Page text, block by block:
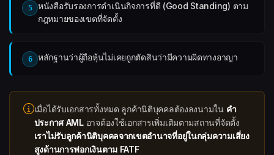
5
หนังสือรับรองการดำเนินกิจการที่ดี (Good Standing) ตาม
กฎหมายของเขตที่จัดตั้ง
6 หลักฐานว่าผู้ถือหุ้นไม่เคยถูกตัดสินว่ามีความผิดทางอาญา
เมื่อได้รับเอกสารทั้งหมด ลูกค้านิติบุคคลต้องลงนามใน คำ
ประกาศ AMLอาจต้องใช้เอกสารเพิ่มเติมตามสถานที่จัดตั้ง
เราไม่รับลูกค้านิติบุคคลจากเขตอำนาจที่อยู่ในกลุ่มความเสี่ยง
สูงด้านการฟอกเงินตาม FATF